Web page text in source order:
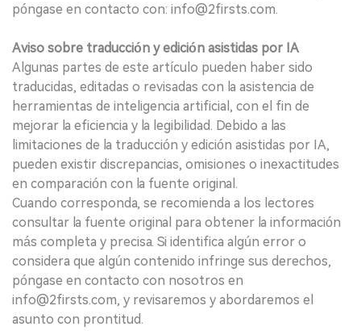
póngase en contacto con: info@2firsts.com.
Aviso sobre traducción y edición asistidas por IA
Algunas partes de este artículo pueden haber sido
traducidas, editadas o revisadas con la asistencia de
herramientas de inteligencia artificial, con el fin de
mejorar la eficiencia y la legibilidad. Debido a las
limitaciones de la traducción y edición asistidas por IA,
pueden existir discrepancias, omisiones o inexactitudes
en comparación con la fuente original.
Cuando corresponda, se recomienda a los lectores
consultar la fuente original para obtener la información
más completa y precisa. Si identifica algún error o
considera que algún contenido infringe sus derechos,
póngase en contacto con nosotros en
info@2firsts.com, y revisaremos y abordaremos el
asunto con prontitud.